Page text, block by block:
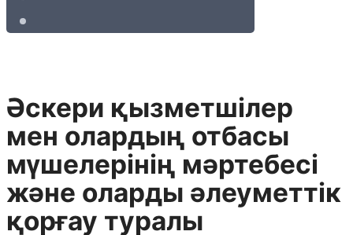
Әскери қызметшiлер
мен олардың отбасы
мүшелерiнiң мәртебесi
және оларды әлеуметтiк
қорғау туралы